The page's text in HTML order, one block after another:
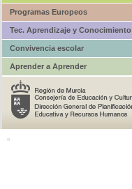
Programas Europeos
Tec. Aprendizaje y Conocimiento
Convivencia escolar
Aprender a Aprender
o